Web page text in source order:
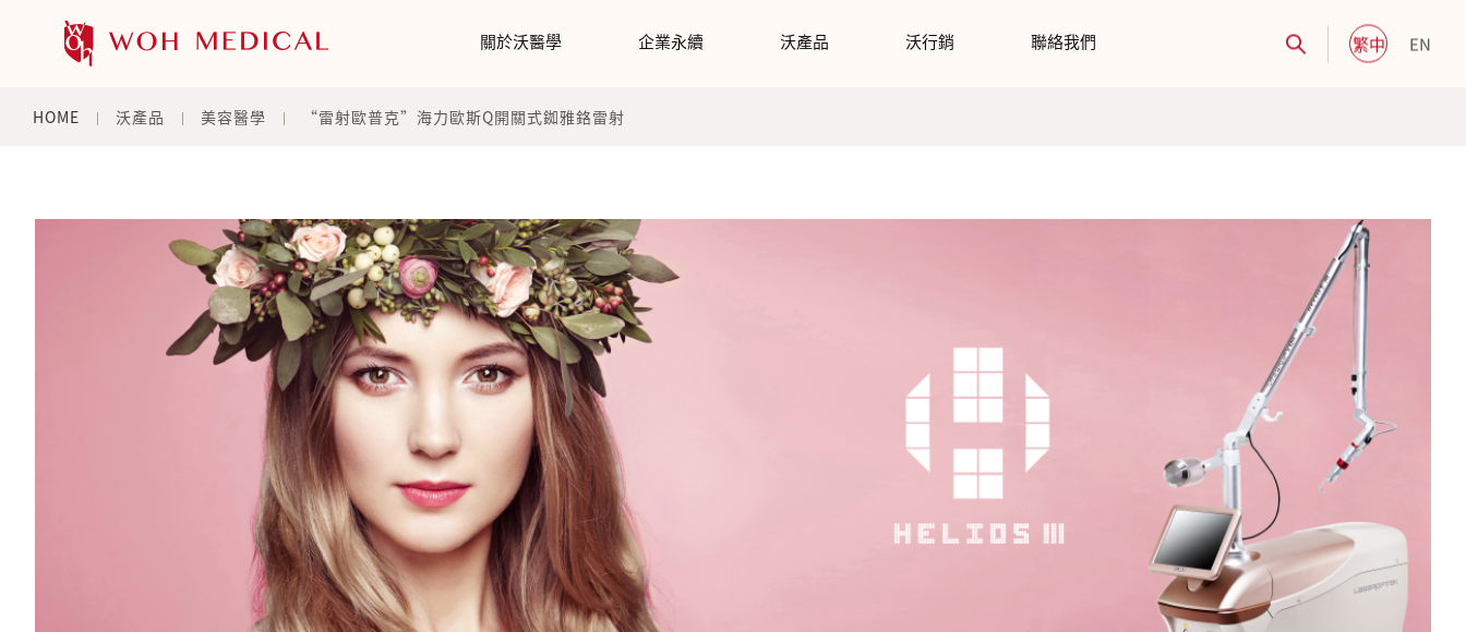
關於沃醫學 企業永續 沃產品 沃行銷 聯絡我們 繁中 EN
HOME 沃產品 美容醫學 “雷射歐普克”海力歐斯Q開關式銣雅鉻雷射